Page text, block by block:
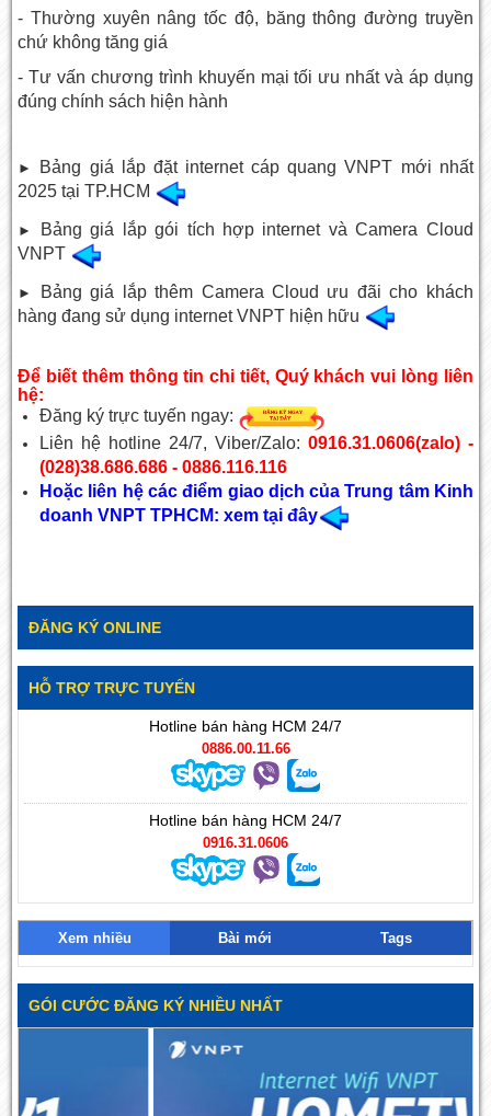
- Thường xuyên nâng tốc độ, băng thông đường truyền
chứ không tăng giá
- Tư vấn chương trình khuyến mại tối ưu nhất và áp dụng
đúng chính sách hiện hành
►
Bảng giá lắp đặt internet cáp quang VNPT mới nhất
2025 tại TP.HCM
►
Bảng giá lắp gói tích hợp internet và Camera Cloud
VNPT
►
Bảng giá lắp thêm Camera Cloud ưu đãi cho khách
hàng đang sử dụng internet VNPT hiện hữu
Để biết thêm thông tin chi tiết, Quý khách vui lòng liên
hệ:
Đăng ký trực tuyến ngay:
Liên hệ hotline 24/7, Viber/Zalo: 0916.31.0606(zalo) -
(028)38.686.686 - 0886.116.116
Hoặc liên hệ các điểm giao dịch của Trung tâm Kinh
doanh VNPT TPHCM: xem tại đây
ĐĂNG KÝ ONLINE
HỖ TRỢ TRỰC TUYẾN
Hotline bán hàng HCM 24/7
0886.00.11.66
Hotline bán hàng HCM 24/7
0916.31.0606
Xem nhiều Bài mới Tags
GÓI CƯỚC ĐĂNG KÝ NHIỀU NHẤT